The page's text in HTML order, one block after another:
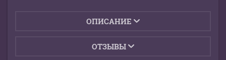
ОПИСАНИЕ
ОТЗЫВЫ